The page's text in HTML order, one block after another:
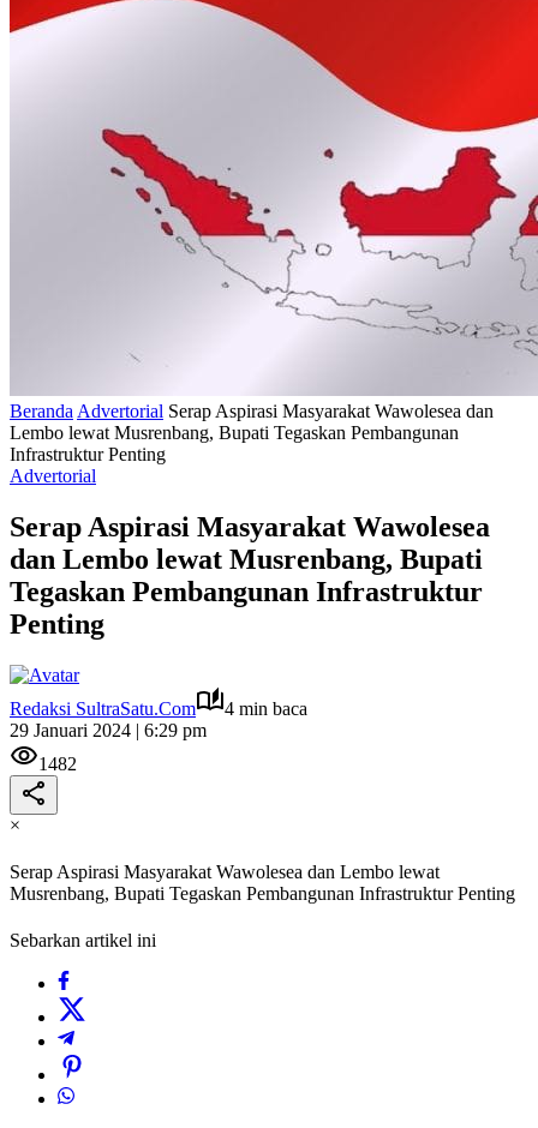
Beranda Advertorial Serap Aspirasi Masyarakat Wawolesea dan
Lembo lewat Musrenbang, Bupati Tegaskan Pembangunan
Infrastruktur Penting
Advertorial
Serap Aspirasi Masyarakat Wawolesea
dan Lembo lewat Musrenbang, Bupati
Tegaskan Pembangunan Infrastruktur
Penting
Redaksi SultraSatu.Com
4 min baca
29 Januari 2024 | 6:29 pm
1482
×
Serap Aspirasi Masyarakat Wawolesea dan Lembo lewat
Musrenbang, Bupati Tegaskan Pembangunan Infrastruktur Penting
Sebarkan artikel ini